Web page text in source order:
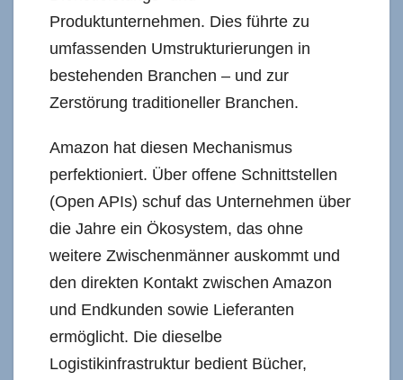
Produktunternehmen. Dies führte zu
umfassenden Umstrukturierungen in
bestehenden Branchen – und zur
Zerstörung traditioneller Branchen.
Amazon hat diesen Mechanismus
perfektioniert. Über offene Schnittstellen
(Open APIs) schuf das Unternehmen über
die Jahre ein Ökosystem, das ohne
weitere Zwischenmänner auskommt und
den direkten Kontakt zwischen Amazon
und Endkunden sowie Lieferanten
ermöglicht. Die dieselbe
Logistikinfrastruktur bedient Bücher,